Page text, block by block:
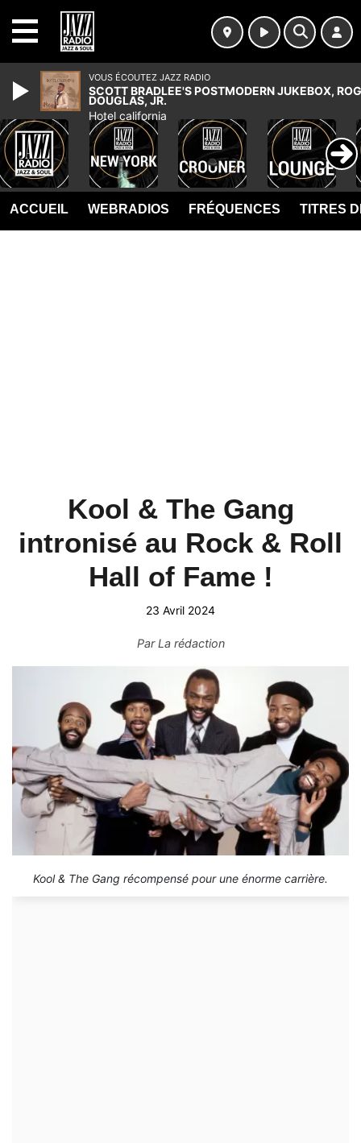
ACCUEIL WEBRADIOS FRÉQUENCES TITRES
Kool & The Gang
intronisé au Rock & Roll
Hall of Fame !
23 Avril 2024
ParLa rédaction
Kool & The Gang récompensé pour une énorme carrière.
VOUS ÉCOUTEZ JAZZ RADIO
SCOTT BRADLEE'S POSTMODERN JUKEBOX,
DOUGLAS, JR.
Hotel california